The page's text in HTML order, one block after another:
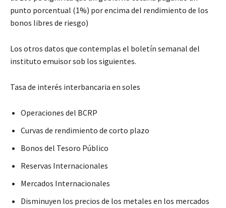
punto porcentual (1%) por encima del rendimiento de los
bonos libres de riesgo)
Los otros datos que contemplas el boletín semanal del
instituto emuisor sob los siguientes.
Tasa de interés interbancaria en soles
Operaciones del BCRP
Curvas de rendimiento de corto plazo
Bonos del Tesoro Público
Reservas Internacionales
Mercados Internacionales
Disminuyen los precios de los metales en los mercados